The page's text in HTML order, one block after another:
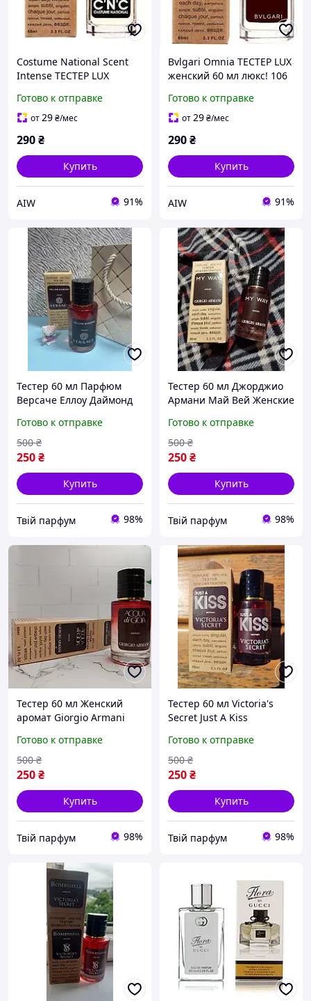
Costume National Scent
Intense ТЕСТЕР LUX
Готово к отправке
от29₴/мес
290₴
Купить
AIW 91%
Bvlgari Omnia ТЕСТЕР LUX
женский 60 мл люкс! 106
Готово к отправке
от29₴/мес
290₴
Купить
AIW 91%
Тестер 60 мл Парфюм
Версаче Еллоу Даймонд
Yellow Diamond женская
туалетная вода Аромат
Готово к отправке
250₴
500 ₴
Купить
Твій парфум 98%
Тестер 60 мл Джорджио
Армани Май Вей Женские
My Way туалетная вода
Женский аромат
Готово к отправке
250₴
500 ₴
Купить
Твій парфум 98%
Тестер 60 мл Женский
аромат Giorgio Armani
духи Джорджио Армани
Аква Ди Джоя
Парфюмерия
Готово к отправке
250₴
500 ₴
Купить
Твій парфум 98%
Тестер 60 мл Victoria's
Secret Just A Kiss
Е Кисс Парфюм женский
туалетная вода Аромат
Готово к отправке
250₴
500 ₴
Купить
Твій парфум 98%